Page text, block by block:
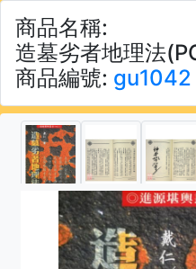
商品名稱:
造墓劣者地理法
商品編號: gu1042